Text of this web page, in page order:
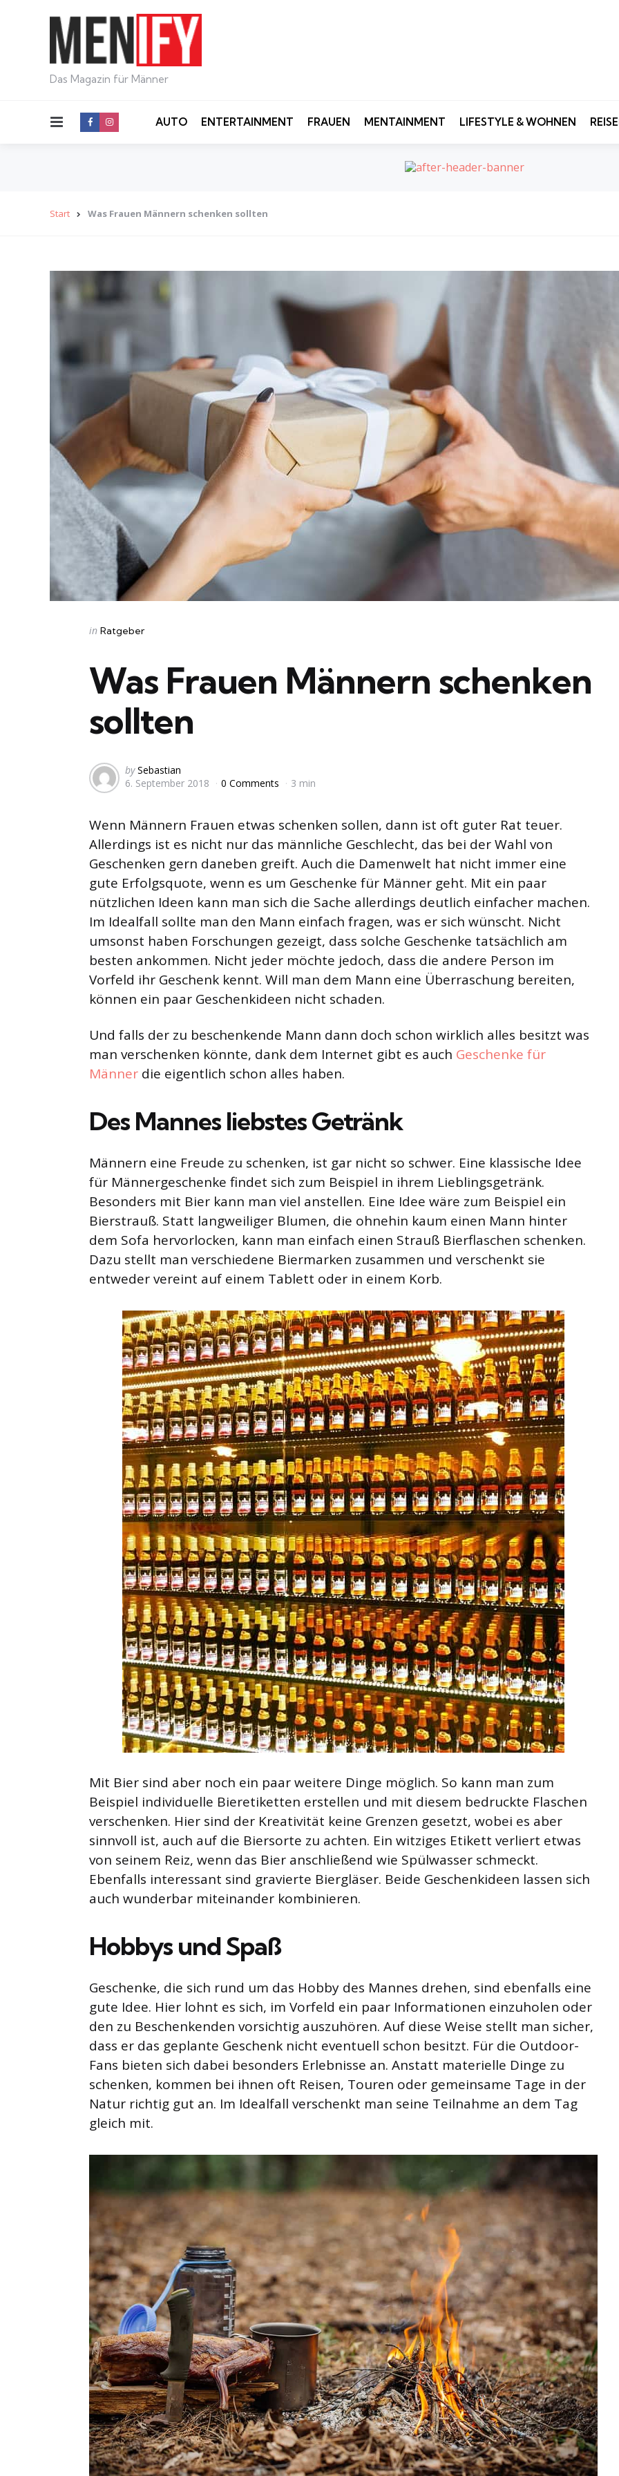
Das Magazin für Männer
Menu AUTO ENTERTAINMENT FRAUEN MENTAINMENT LIFESTYLE & WOHNEN
Start Was Frauen Männern schenken sollten
Categories
Posted
in Ratgeber
Was Frauen Männern schenken
sollten
Posted
by
by Sebastian
6. September 2018
0 Comments 3 min
Wenn Männern Frauen etwas schenken sollen, dann ist oft guter Rat teuer.
Allerdings ist es nicht nur das männliche Geschlecht, das bei der Wahl von
Geschenken gern daneben greift. Auch die Damenwelt hat nicht immer eine
gute Erfolgsquote, wenn es um Geschenke für Männer geht. Mit ein paar
nützlichen Ideen kann man sich die Sache allerdings deutlich einfacher machen.
Im Idealfall sollte man den Mann einfach fragen, was er sich wünscht. Nicht
umsonst haben Forschungen gezeigt, dass solche Geschenke tatsächlich am
besten ankommen. Nicht jeder möchte jedoch, dass die andere Person im
Vorfeld ihr Geschenk kennt. Will man dem Mann eine Überraschung bereiten,
können ein paar Geschenkideen nicht schaden.
Und falls der zu beschenkende Mann dann doch schon wirklich alles besitzt was
man verschenken könnte, dank dem Internet gibt es auch Geschenke für
Männer die eigentlich schon alles haben.
Des Mannes liebstes Getränk
Männern eine Freude zu schenken, ist gar nicht so schwer. Eine klassische Idee
für Männergeschenke findet sich zum Beispiel in ihrem Lieblingsgetränk.
Besonders mit Bier kann man viel anstellen. Eine Idee wäre zum Beispiel ein
Bierstrauß. Statt langweiliger Blumen, die ohnehin kaum einen Mann hinter
dem Sofa hervorlocken, kann man einfach einen Strauß Bierflaschen schenken.
Dazu stellt man verschiedene Biermarken zusammen und verschenkt sie
entweder vereint auf einem Tablett oder in einem Korb.
Mit Bier sind aber noch ein paar weitere Dinge möglich. So kann man zum
Beispiel individuelle Bieretiketten erstellen und mit diesem bedruckte Flaschen
verschenken. Hier sind der Kreativität keine Grenzen gesetzt, wobei es aber
sinnvoll ist, auch auf die Biersorte zu achten. Ein witziges Etikett verliert etwas
von seinem Reiz, wenn das Bier anschließend wie Spülwasser schmeckt.
Ebenfalls interessant sind gravierte Biergläser. Beide Geschenkideen lassen sich
auch wunderbar miteinander kombinieren.
Hobbys und Spaß
Geschenke, die sich rund um das Hobby des Mannes drehen, sind ebenfalls eine
gute Idee. Hier lohnt es sich, im Vorfeld ein paar Informationen einzuholen oder
den zu Beschenkenden vorsichtig auszuhören. Auf diese Weise stellt man sicher,
dass er das geplante Geschenk nicht eventuell schon besitzt. Für die Outdoor-
Fans bieten sich dabei besonders Erlebnisse an. Anstatt materielle Dinge zu
schenken, kommen bei ihnen oft Reisen, Touren oder gemeinsame Tage in der
Natur richtig gut an. Im Idealfall verschenkt man seine Teilnahme an dem Tag
gleich mit.